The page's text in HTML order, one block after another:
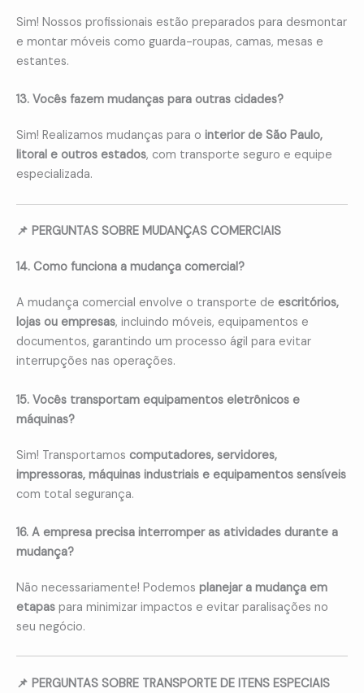
Sim! Nossos profissionais estão preparados para desmontar
e montar móveis como guarda-roupas, camas, mesas e
estantes.
13. Vocês fazem mudanças para outras cidades?
Sim! Realizamos mudanças para o interior de São Paulo,
litoral e outros estados, com transporte seguro e equipe
especializada.
📌 PERGUNTAS SOBRE MUDANÇAS COMERCIAIS
14. Como funciona a mudança comercial?
A mudança comercial envolve o transporte de escritórios,
lojas ou empresas, incluindo móveis, equipamentos e
documentos, garantindo um processo ágil para evitar
interrupções nas operações.
15. Vocês transportam equipamentos eletrônicos e
máquinas?
Sim! Transportamos computadores, servidores,
impressoras, máquinas industriais e equipamentos sensíveis
com total segurança.
16. A empresa precisa interromper as atividades durante a
mudança?
Não necessariamente! Podemos planejar a mudança em
etapas para minimizar impactos e evitar paralisações no
seu negócio.
📌 PERGUNTAS SOBRE TRANSPORTE DE ITENS ESPECIAIS